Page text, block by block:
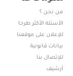
من نحن ؟
الأسئلة الأكثر طرحا
للإعلان على موقعنا
بيانات قانونية
للإتصال بنا
أرشيف